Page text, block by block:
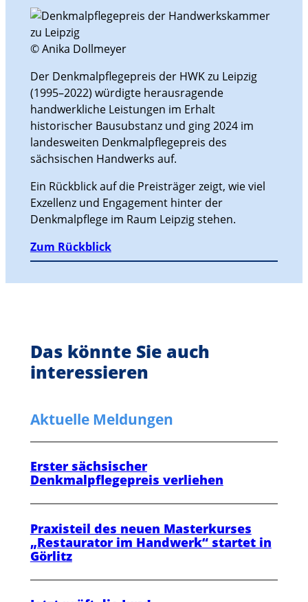
© Anika Dollmeyer
Der Denkmalpflegepreis der HWK zu Leipzig
(1995–2022) würdigte herausragende
handwerkliche Leistungen im Erhalt
historischer Bausubstanz und ging 2024 im
landesweiten Denkmalpflegepreis des
sächsischen Handwerks auf.
Ein Rückblick auf die Preisträger zeigt, wie viel
Exzellenz und Engagement hinter der
Denkmalpflege im Raum Leipzig stehen.
Zum Rückblick
Das könnte Sie auch
interessieren
Aktuelle Meldungen
Erster sächsischer
Denkmalpflegepreis verliehen
Praxisteil des neuen Masterkurses
„Restaurator im Handwerk“ startet in
Görlitz